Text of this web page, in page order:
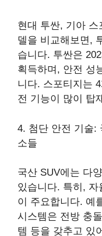
현대 투싼, 기아
델을 비교해보면,
습니다. 투싼은
획득하며, 안전 성
니다. 스포티지는
전 기능이 많이 탑
4. 첨단 안전 기술:
소들
국산 SUV에는 다
있습니다. 특히, 자
이 주요합니다. 예
시스템은 전방 충
템 등을 갖추고 있